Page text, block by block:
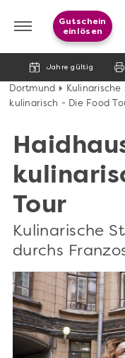
Jahre gültig
Gutschein
einlösen
Dortmund
kulinarisch - Die Food
Tour
Kulinarische
durchs